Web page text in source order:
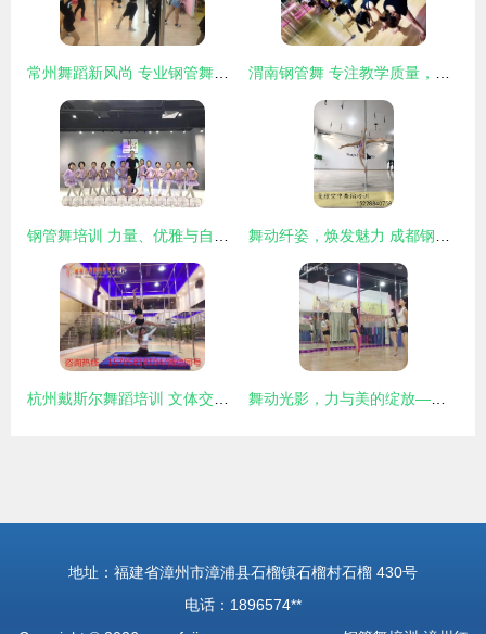
地址：福建省漳州市漳浦县石榴镇石榴村石榴 430号
电话：1896574**